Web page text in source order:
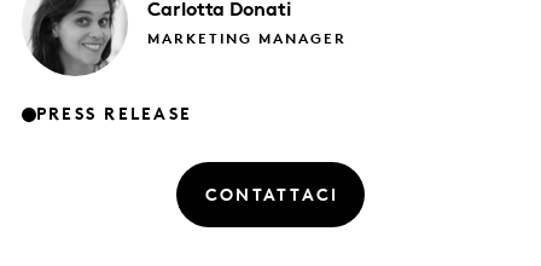
Carlotta Donati
MARKETING MANAGER
PRESS RELEASE
CONTATTACI